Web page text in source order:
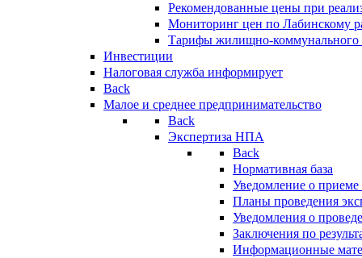
Рекомендованные цены при
Мониторинг цен по Лабинскому
Тарифы жилищно-коммунального
Инвестиции
Налоговая служба информирует
Back
Малое и среднее предпринимательство
Back
Экспертиза НПА
Back
Нормативная база
Уведомление о
Планы проведения
Уведомления о
Заключения по
Информационные